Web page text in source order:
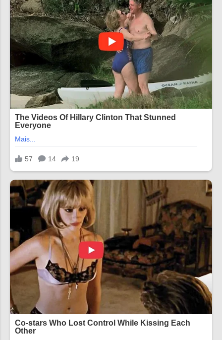
13:10 13:24 13:38 13:52 14:06
14:20 14:34 14:48 15:02 15:16
15:30 15:44 15:58 16:12 16:26
16:40 16:54 17:08 17:22 17:36
17:50 18:04 18:18 18:32 18:46
19:00 1...